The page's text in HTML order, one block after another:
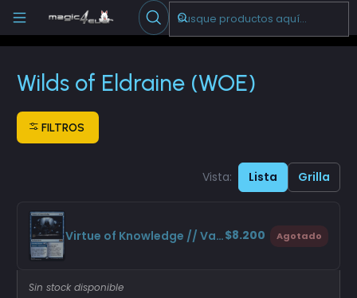
Escribenos
Cartas Sueltas Magic Promos
Wilds of Eldraine (WOE)
FILTROS
Vista: Lista Grilla
Virtue of Knowledge // Vantress Visions (Pre-release)$8.200 Agotado
Sin stock disponible